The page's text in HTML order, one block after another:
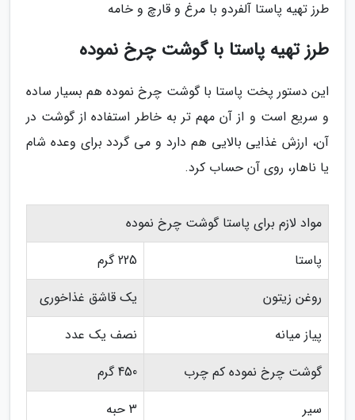
طرز تهیه پاستا آلفردو با مرغ و قارچ و خامه
طرز تهیه پاستا با گوشت چرخ نموده
این دستور پخت پاستا با گوشت چرخ نموده هم بسیار ساده
و سریع است و از آن مهم تر به خاطر استفاده از گوشت در
آن، ارزش غذایی بالایی هم دارد و می گردد برای وعده شام
یا ناهار، روی آن حساب کرد.
مواد لازم برای پاستا گوشت چرخ نموده
پاستا
225 گرم
روغن زیتون
یک قاشق غذاخوری
پیاز میانه
نصف یک عدد
گوشت چرخ نموده کم چرب
450 گرم
سیر
3 حبه